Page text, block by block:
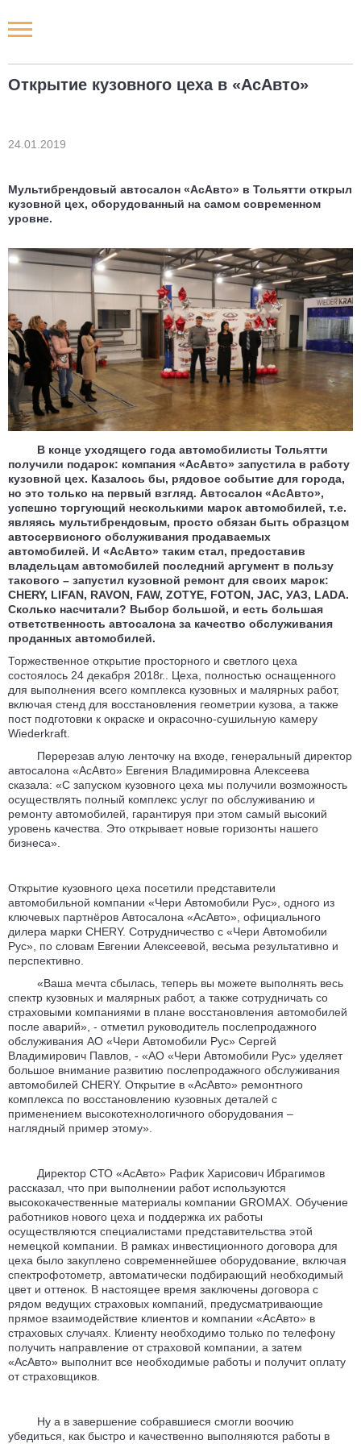
Открытие кузовного цеха в «АсАвто»
24.01.2019
Мультибрендовый автосалон «АсАвто» в Тольятти открыл
кузовной цех, оборудованный на самом современном
уровне.
В конце уходящего года автомобилисты Тольятти
получили подарок: компания «АсАвто» запустила в работу
кузовной цех. Казалось бы, рядовое событие для города,
но это только на первый взгляд. Автосалон «АсАвто»,
успешно торгующий несколькими марок автомобилей, т.е.
являясь мультибрендовым, просто обязан быть образцом
автосервисного обслуживания продаваемых
автомобилей. И «АсАвто» таким стал, предоставив
владельцам автомобилей последний аргумент в пользу
такового – запустил кузовной ремонт для своих марок:
CHERY, LIFAN, RAVON, FAW, ZOTYE, FOTON, JAC, УАЗ, LADA.
Сколько насчитали? Выбор большой, и есть большая
ответственность автосалона за качество обслуживания
проданных автомобилей.
Торжественное открытие просторного и светлого цеха
состоялось 24 декабря 2018г.. Цеха, полностью оснащенного
для выполнения всего комплекса кузовных и малярных работ,
включая стенд для восстановления геометрии кузова, а также
пост подготовки к окраске и окрасочно-сушильную камеру
Wiederkraft.
Перерезав алую ленточку на входе, генеральный директор
автосалона «АсАвто» Евгения Владимировна Алексеева
сказала: «С запуском кузовного цеха мы получили возможность
осуществлять полный комплекс услуг по обслуживанию и
ремонту автомобилей, гарантируя при этом самый высокий
уровень качества. Это открывает новые горизонты нашего
бизнеса».
Открытие кузовного цеха посетили представители
автомобильной компании «Чери Автомобили Рус», одного из
ключевых партнёров Автосалона «АсАвто», официального
дилера марки CHERY. Сотрудничество с «Чери Автомобили
Рус», по словам Евгении Алексеевой, весьма результативно и
перспективно.
«Ваша мечта сбылась, теперь вы можете выполнять весь
спектр кузовных и малярных работ, а также сотрудничать со
страховыми компаниями в плане восстановления автомобилей
после аварий», - отметил руководитель послепродажного
обслуживания АО «Чери Автомобили Рус» Сергей
Владимирович Павлов, - «АО «Чери Автомобили Рус» уделяет
большое внимание развитию послепродажного обслуживания
автомобилей CHERY. Открытие в «АсАвто» ремонтного
комплекса по восстановлению кузовных деталей с
применением высокотехнологичного оборудования –
наглядный пример этому».
Директор СТО «АсАвто» Рафик Харисович Ибрагимов
рассказал, что при выполнении работ используются
высококачественные материалы компании GROMAX. Обучение
работников нового цеха и поддержка их работы
осуществляются специалистами представительства этой
немецкой компании. В рамках инвестиционного договора для
цеха было закуплено современнейшее оборудование, включая
спектрофотометр, автоматически подбирающий необходимый
цвет и оттенок. В настоящее время заключены договора с
рядом ведущих страховых компаний, предусматривающие
прямое взаимодействие клиентов и компании «АсАвто» в
страховых случаях. Клиенту необходимо только по телефону
получить направление от страховой компании, а затем
«АсАвто» выполнит все необходимые работы и получит оплату
от страховщиков.
Ну а в завершение собравшиеся смогли воочию
убедиться, как быстро и качественно выполняются работы в
Новости РФ
Новости компаний
Наши мероприятия
Статьи